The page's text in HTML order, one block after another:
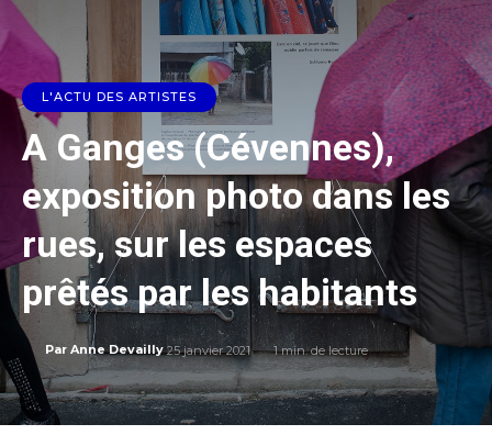
L'ACTU DES ARTISTES
A Ganges (Cévennes),
exposition photo dans les
rues, sur les espaces
prêtés par les habitants
Par Anne Devailly 25 janvier 2021 1min. de lecture